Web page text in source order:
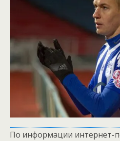
По информации интернет-